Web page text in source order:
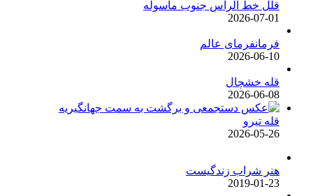
قلل خط الراس جنوب ماسوله
2026-07-01
فرمانفرمای عالم
2026-06-10
قله خشچال
2026-06-08
قله تیرو
2026-05-26
هنر شراب زندگیست
2019-01-23